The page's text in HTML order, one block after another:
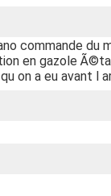
commande du
en gazole
on a eu avant l